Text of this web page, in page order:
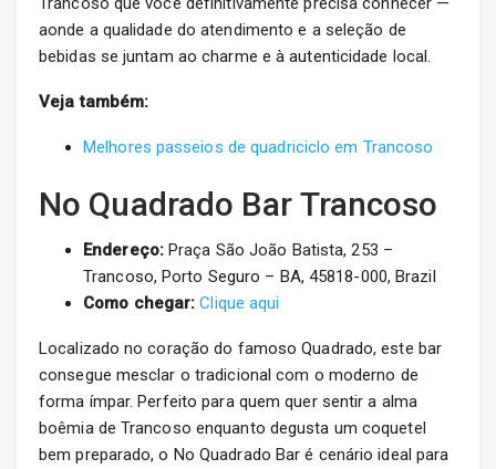
aonde a qualidade do atendimento e a seleção de
bebidas se juntam ao charme e à autenticidade local.
Veja também:
Melhores passeios de quadriciclo em Trancoso
No Quadrado Bar Trancoso
Endereço:Praça São João Batista, 253 –
Trancoso, Porto Seguro – BA, 45818-000, Brazil
Como chegar: Clique aqui
Localizado no coração do famoso Quadrado, este bar
consegue mesclar o tradicional com o moderno de
forma ímpar. Perfeito para quem quer sentir a alma
boêmia de Trancoso enquanto degusta um coquetel
bem preparado, o No Quadrado Bar é cenário ideal para